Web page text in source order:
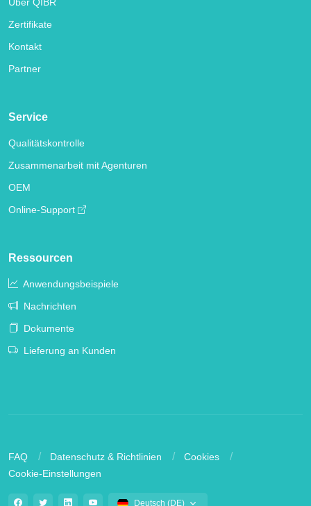
Zertifikate
Kontakt
Partner
Service
Qualitätskontrolle
Zusammenarbeit mit Agenturen
OEM
Online-Support
Ressourcen
Anwendungsbeispiele
Nachrichten
Dokumente
Lieferung an Kunden
FAQ Datenschutz & Richtlinien
Cookies
Cookie-Einstellungen
Deutsch (DE)